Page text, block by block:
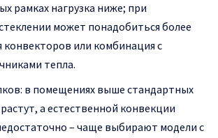
рамках нагрузка ниже; при
может понадобиться более
или комбинация с
тепла.
в помещениях выше стандартных
а естественной конвекции
– чаще выбирают модели с